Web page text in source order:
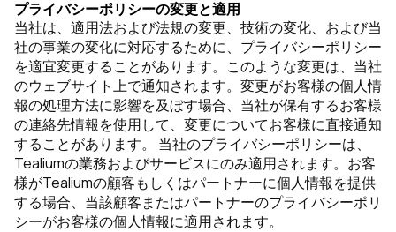
プライバシーポリシーの変更と適用
当社は、適用法および法規の変更、技術の変化、および当
社の事業の変化に対応するために、プライバシーポリシー
を適宜変更することがあります。このような変更は、当社
のウェブサイト上で通知されます。変更がお客様の個人情
報の処理方法に影響を及ぼす場合、当社が保有するお客様
の連絡先情報を使用して、変更についてお客様に直接通知
することがあります。 当社のプライバシーポリシーは、
Tealiumの業務およびサービスにのみ適用されます。お客
様がTealiumの顧客もしくはパートナーに個人情報を提供
する場合、当該顧客またはパートナーのプライバシーポリ
シーがお客様の個人情報に適用されます。